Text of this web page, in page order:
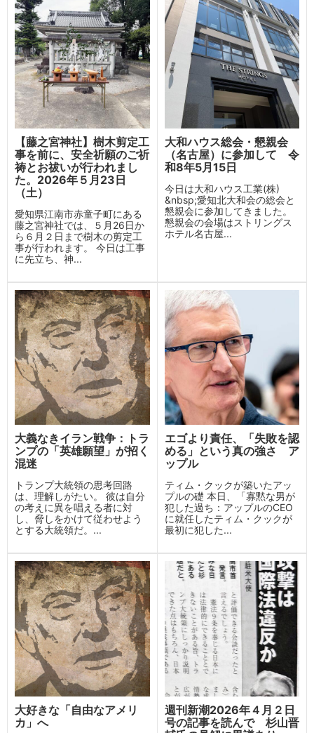
【藤之宮神社】樹木剪定工
事を前に、安全祈願のご祈
祷とお祓いが行われまし
た。2026年５月23日
（土）
愛知県江南市赤童子町にある
藤之宮神社では、５月26日か
ら６月２日まで樹木の剪定工
事が行われます。 今日は工事
に先立ち、神...
大和ハウス総会・懇親会
（名古屋）に参加して 令
和8年5月15日
今日は大和ハウス工業(株)
&nbsp;愛知北大和会の総会と
懇親会に参加してきました。
懇親会の会場はストリングス
ホテル名古屋...
大義なきイラン戦争：トラ
ンプの「英雄願望」が招く
混迷
トランプ大統領の思考回路
は、理解しがたい。 彼は自分
の考えに異を唱える者に対
し、脅しをかけて従わせよう
とする大統領だ。...
エゴより責任、「失敗を認
める」という真の強さ ア
ップル
ティム・クックが築いたアッ
プルの礎 本日、「寡黙な男が
犯した過ち：アップルのCEO
に就任したティム・クックが
最初に犯した...
大好きな「自由なアメリ
カ」へ
週刊新潮2026年４月２日
号の記事を読んで 杉山晋